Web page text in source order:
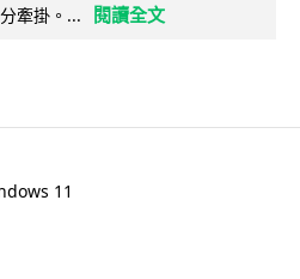
牽掛。...
閱讀全文
11